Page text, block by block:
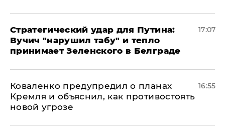
Стратегический удар для Путина:
Вучич "нарушил табу" и тепло
принимает Зеленского в Белграде
17:07
Коваленко предупредил о планах
Кремля и объяснил, как противостоять
новой угрозе
16:55